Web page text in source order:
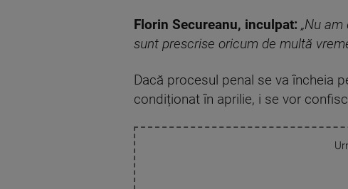
Florin Secureanu, inculpat: „Nu
sunt prescrise oricum de multă
Dacă procesul penal se va încheia
condiționat în aprilie, i se vor